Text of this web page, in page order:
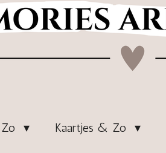
Kaartjes & Zo